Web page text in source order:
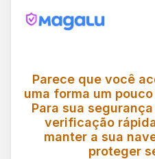
Parece que você
uma forma um
Para sua
verificação
manter a sua
proteger